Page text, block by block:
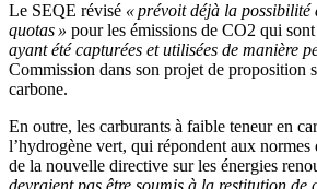
Le SEQE révisé « prévoit déjà la possibilité
quotas » pour les émissions de CO2 qui sont
ayant été capturées et utilisées de manière
Commission dans son projet de proposition
carbone.
En outre, les carburants à faible teneur en
l’hydrogène vert, qui répondent aux normes
de la nouvelle directive sur les énergies
devraient pas être soumis à la restitution de